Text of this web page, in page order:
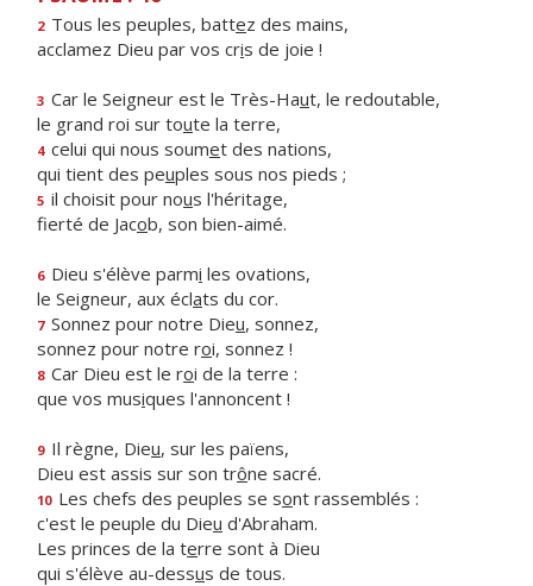
2 Tous les peuples, battez des mains,
acclamez Dieu par vos cris de joie !
3 Car le Seigneur est le Très-Haut, le redoutable,
le grand roi sur toute la terre,
4 celui qui nous soumet des nations,
qui tient des peuples sous nos pieds ;
5 il choisit pour nous l'héritage,
fierté de Jacob, son bien-aimé.
6 Dieu s'élève parmi les ovations,
le Seigneur, aux éclats du cor.
7 Sonnez pour notre Dieu, sonnez,
sonnez pour notre roi, sonnez !
8 Car Dieu est le roi de la terre :
que vos musiques l'annoncent !
9 Il règne, Dieu, sur les païens,
Dieu est assis sur son trône sacré.
10 Les chefs des peuples se sont rassemblés :
c'est le peuple du Dieu d'Abraham.
Les princes de la terre sont à Dieu
qui s'élève au-dessus de tous.